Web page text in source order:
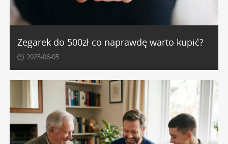
Zegarek do 500zł co naprawdę warto kupić?
2025-06-05